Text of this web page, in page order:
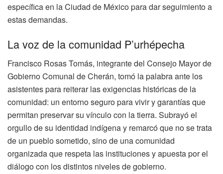
específica en la Ciudad de México para dar seguimiento a
estas demandas.
La voz de la comunidad P’urhépecha
Francisco Rosas Tomás, integrante del Consejo Mayor de
Gobierno Comunal de Cherán, tomó la palabra ante los
asistentes para reiterar las exigencias históricas de la
comunidad: un entorno seguro para vivir y garantías que
permitan preservar su vínculo con la tierra. Subrayó el
orgullo de su identidad indígena y remarcó que no se trata
de un pueblo sometido, sino de una comunidad
organizada que respeta las instituciones y apuesta por el
diálogo con los distintos niveles de gobierno.